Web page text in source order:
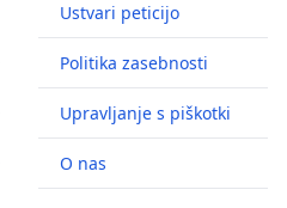
Ustvari peticijo
Politika zasebnosti
Upravljanje s piškotki
O nas